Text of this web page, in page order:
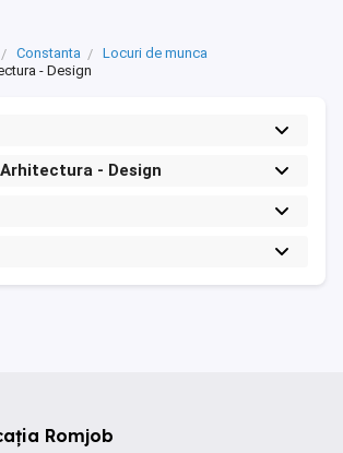
Constanta
Locuri de munca
- Design
- Design
Romjob